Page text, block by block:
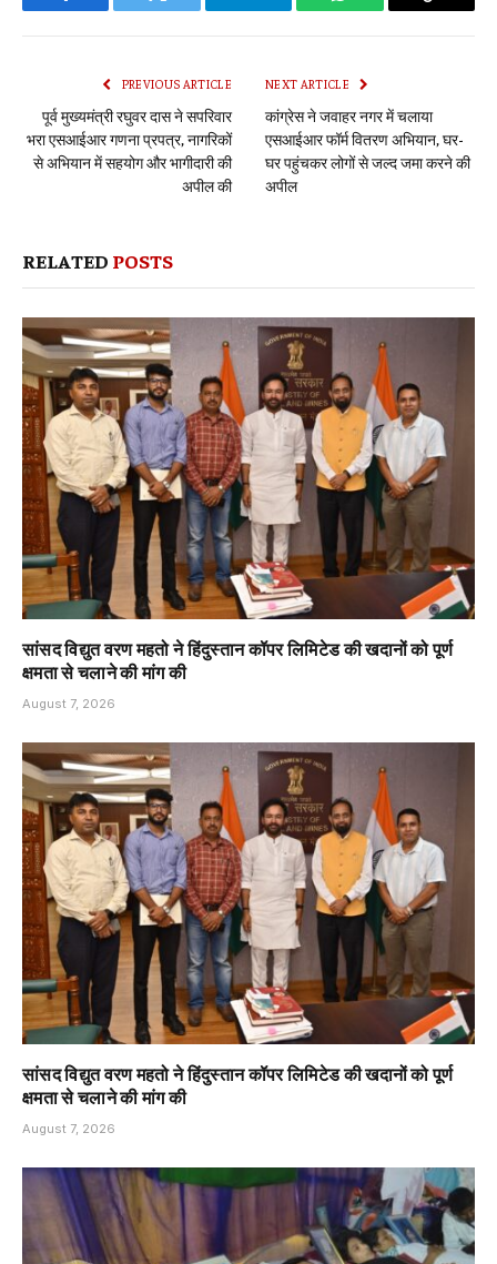
Facebook Twitter Telegram WhatsApp Copy
PREVIOUS ARTICLE
पूर्व मुख्यमंत्री रघुवर दास ने सपरिवार
भरा एसआईआर गणना प्रपत्र, नागरिकों
से अभियान में सहयोग और भागीदारी की
अपील की
NEXT ARTICLE
कांग्रेस ने जवाहर नगर में चलाया
एसआईआर फॉर्म वितरण अभियान, घर-
घर पहुंचकर लोगों से जल्द जमा करने की
अपील
RELATED POSTS
सांसद विद्युत वरण महतो ने हिंदुस्तान कॉपर लिमिटेड की खदानों को पूर्ण
क्षमता से चलाने की मांग की
August 7, 2026
सांसद विद्युत वरण महतो ने हिंदुस्तान कॉपर लिमिटेड की खदानों को पूर्ण
क्षमता से चलाने की मांग की
August 7, 2026